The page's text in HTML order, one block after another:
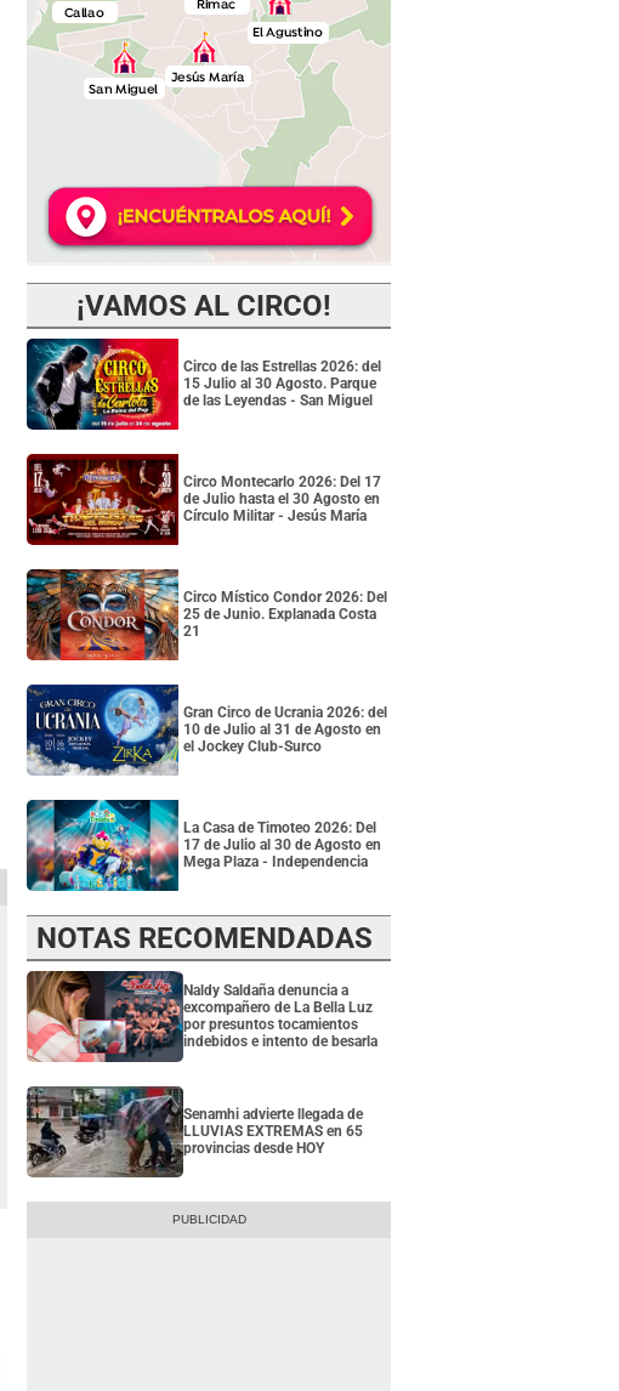
¡VAMOS AL CIRCO!
Circo de las Estrellas 2026: del
15 Julio al 30 Agosto. Parque
de las Leyendas - San Miguel
Circo Montecarlo 2026: Del 17
de Julio hasta el 30 Agosto en
Círculo Militar - Jesús María
Circo Místico Condor 2026: Del
25 de Junio. Explanada Costa
21
Gran Circo de Ucrania 2026: del
10 de Julio al 31 de Agosto en
el Jockey Club-Surco
La Casa de Timoteo 2026: Del
17 de Julio al 30 de Agosto en
Mega Plaza - Independencia
NOTAS RECOMENDADAS
Naldy Saldaña denuncia a
excompañero de La Bella Luz
por presuntos tocamientos
indebidos e intento de besarla
Senamhi advierte llegada de
LLUVIAS EXTREMAS en 65
provincias desde HOY